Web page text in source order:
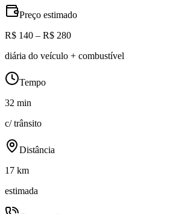
Preço estimado
R$ 140 – R$ 280
diária do veículo + combustível
Tempo
32 min
c/ trânsito
Distância
17 km
estimada